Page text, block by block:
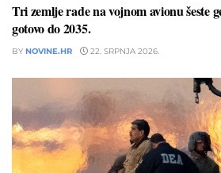
Tri zemlje rade na vojnom avionu šeste
gotovo do 2035.
BY NOVINE.HR 22. SRPNJA 2026.